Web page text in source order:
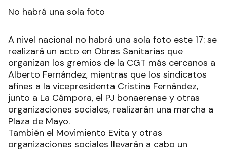
No habrá una sola foto
A nivel nacional no habrá una sola foto este 17: se
realizará un acto en Obras Sanitarias que
organizan los gremios de la CGT más cercanos a
Alberto Fernández, mientras que los sindicatos
afines a la vicepresidenta Cristina Fernández,
junto a La Cámpora, el PJ bonaerense y otras
organizaciones sociales, realizarán una marcha a
Plaza de Mayo.
También el Movimiento Evita y otras
organizaciones sociales llevarán a cabo un